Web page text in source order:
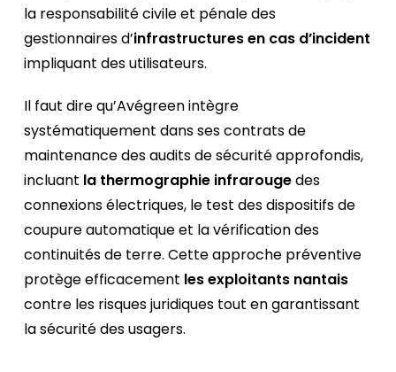
la responsabilité civile et pénale des
gestionnaires d’infrastructures en cas d’incident
impliquant des utilisateurs.
Il faut dire qu’Avégreen intègre
systématiquement dans ses contrats de
maintenance des audits de sécurité approfondis,
incluant la thermographie infrarougedes
connexions électriques, le test des dispositifs de
coupure automatique et la vérification des
continuités de terre. Cette approche préventive
protège efficacement les exploitants nantais
contre les risques juridiques tout en garantissant
la sécurité des usagers.